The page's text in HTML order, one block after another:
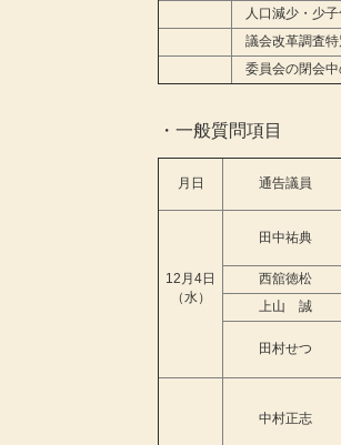
人口減少・少子
議会改革調査特
委員会の閉会
・一般質問項目
月日 通告議員
12 月4日
（水）
田中祐典
西舘徳松
上山 誠
田村せつ
中村正志